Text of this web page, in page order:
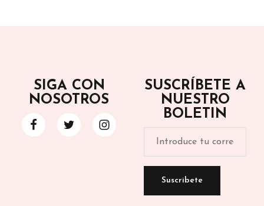
SIGA CON
NOSOTROS
SUSCRÍBETE A
NUESTRO
BOLETIN